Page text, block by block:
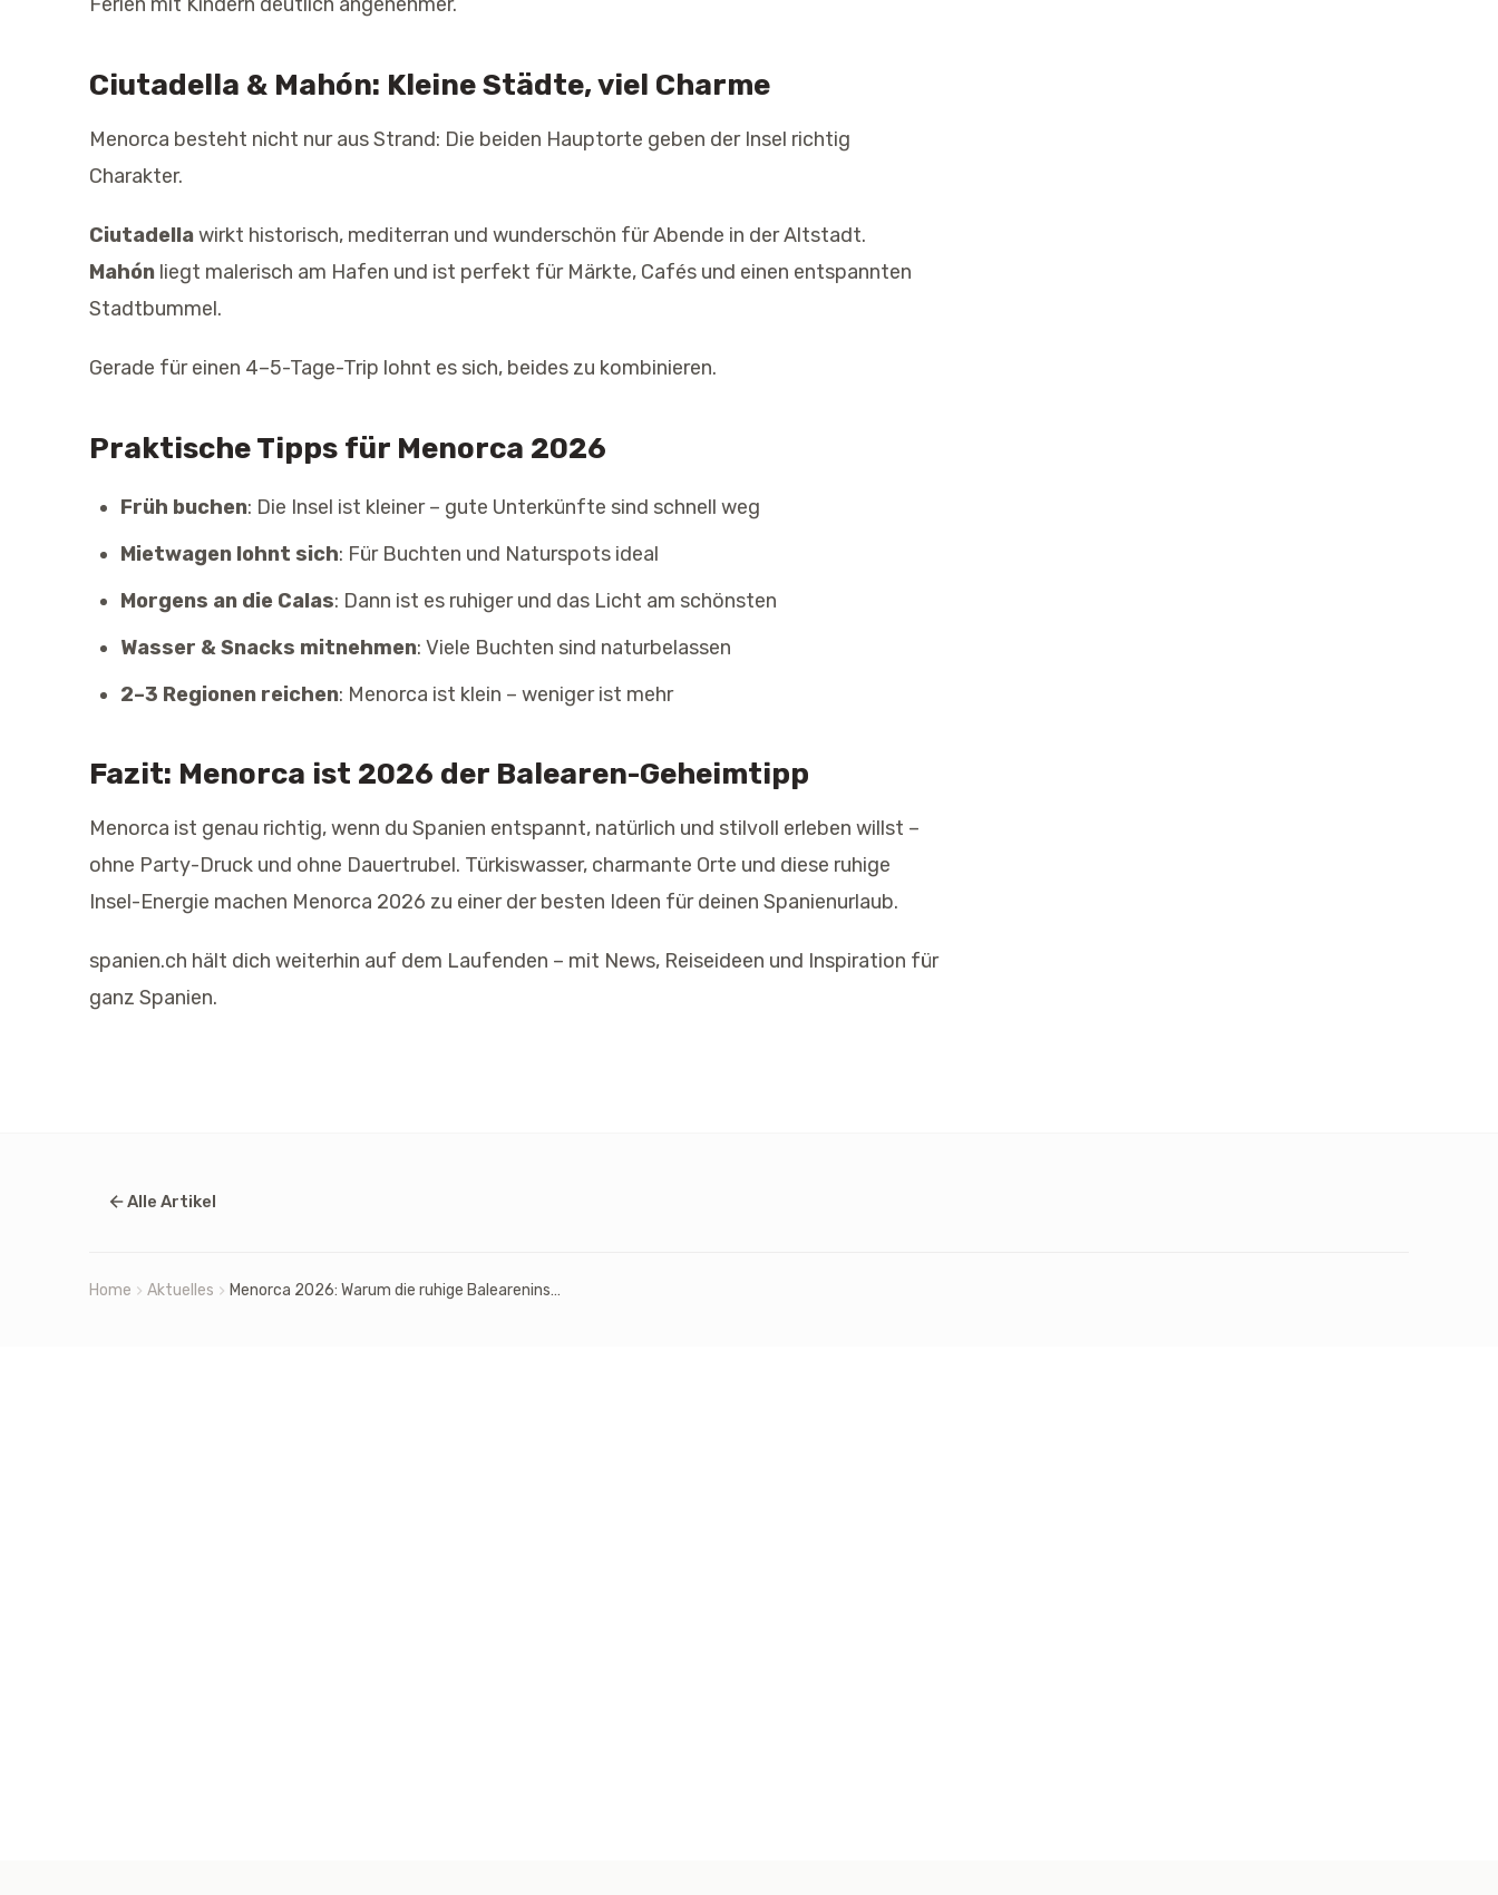
Ciutadella & Mahón: Kleine Städte, viel Charme
Menorca besteht nicht nur aus Strand: Die beiden Hauptorte geben der Insel richtig
Charakter.
Ciutadellawirkt historisch, mediterran und wunderschön für Abende in der Altstadt.
Mahón liegt malerisch am Hafen und ist perfekt für Märkte, Cafés und einen entspannten
Stadtbummel.
Gerade für einen 4–5-Tage-Trip lohnt es sich, beides zu kombinieren.
Praktische Tipps für Menorca 2026
Früh buchen: Die Insel ist kleiner – gute Unterkünfte sind schnell weg
Mietwagen lohnt sich: Für Buchten und Naturspots ideal
Morgens an die Calas: Dann ist es ruhiger und das Licht am schönsten
Wasser & Snacks mitnehmen: Viele Buchten sind naturbelassen
2–3 Regionen reichen: Menorca ist klein – weniger ist mehr
Fazit: Menorca ist 2026 der Balearen-Geheimtipp
Menorca ist genau richtig, wenn du Spanien entspannt, natürlich und stilvoll erleben willst –
ohne Party-Druck und ohne Dauertrubel. Türkiswasser, charmante Orte und diese ruhige
Insel-Energie machen Menorca 2026 zu einer der besten Ideen für deinen Spanienurlaub.
spanien.ch hält dich weiterhin auf dem Laufenden – mit News, Reiseideen und Inspiration für
ganz Spanien.
Alle Artikel
Home Aktuelles Menorca 2026: Warum die ruhige Baleareninsel perfekt für entspannte Ferien ist